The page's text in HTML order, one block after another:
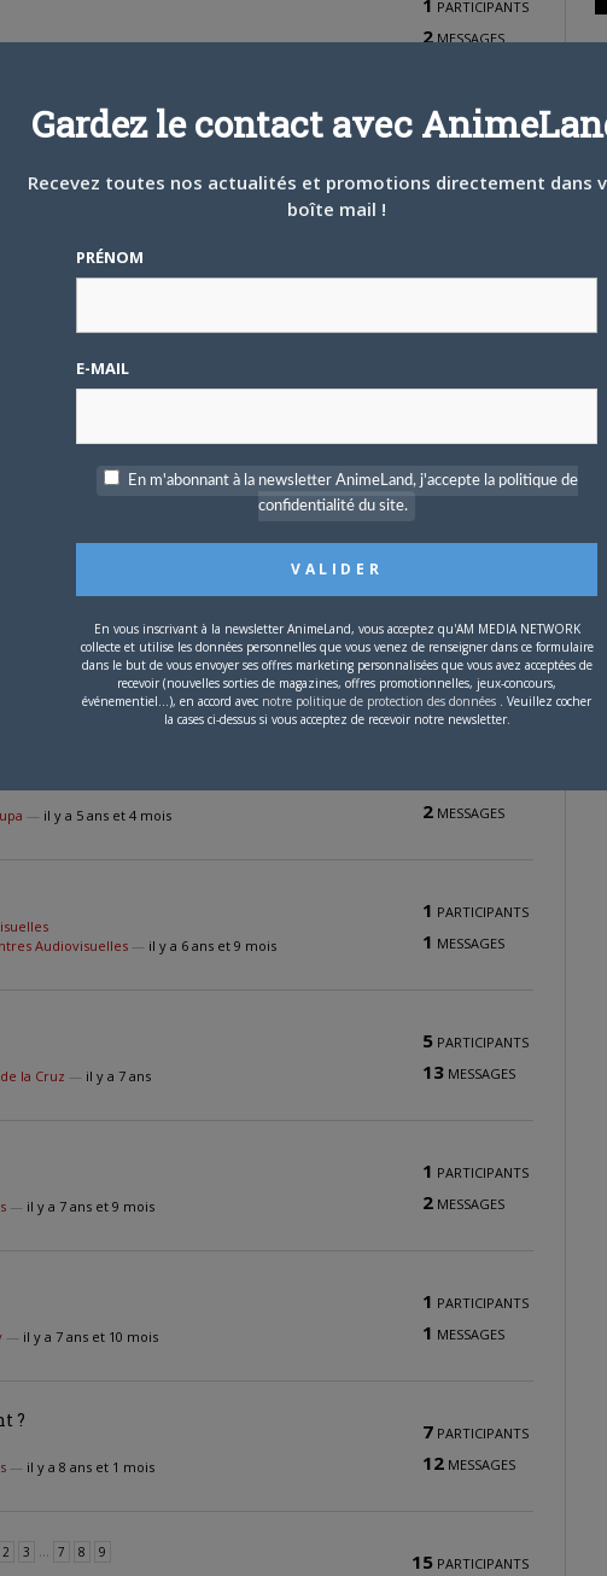
PARTICIPANTS
2 MESSAGES
4PARTICIPANTS
2022 1PARTICIPANTS
1
à quelle heure ? pourquoi faire ? 1 2
il y a 4 ans et 8 mois
11PARTICIPANTS
32MESSAGES
— il y a 5 ans et 4 mois 2 MESSAGES
Audiovisuelles — il y a 6 ans et 9 mois
1 PARTICIPANTS
1 MESSAGES
la Cruz — il y a 7 ans
5 PARTICIPANTS
13 MESSAGES
— il y a 7 ans et 9 mois
1 PARTICIPANTS
2 MESSAGES
— il y a 7 ans et 10 mois
1 PARTICIPANTS
1 MESSAGES
?
— il y a 8 ans et 1 mois
7 PARTICIPANTS
12 MESSAGES
2 3 … 7 8 9 15 PARTICIPANTS
Gardez le contact avec
Recevez toutes nos actualités et promotions directement dans
boîte mail !
PRÉNOM
E-MAIL
En m'abonnant à la newsletter AnimeLand, j'accepte la politique de
confidentialité du site.
En vous inscrivant à la newsletter AnimeLand, vous acceptez qu'AM MEDIA NETWORK
collecte et utilise les données personnelles que vous venez de renseigner dans ce formulaire
dans le but de vous envoyer ses offres marketing personnalisées que vous avez acceptées de
recevoir (nouvelles sorties de magazines, offres promotionnelles, jeux-concours,
événementiel...), en accord avec notre politique de protection des données . Veuillez cocher
la cases ci-dessus si vous acceptez de recevoir notre newsletter.